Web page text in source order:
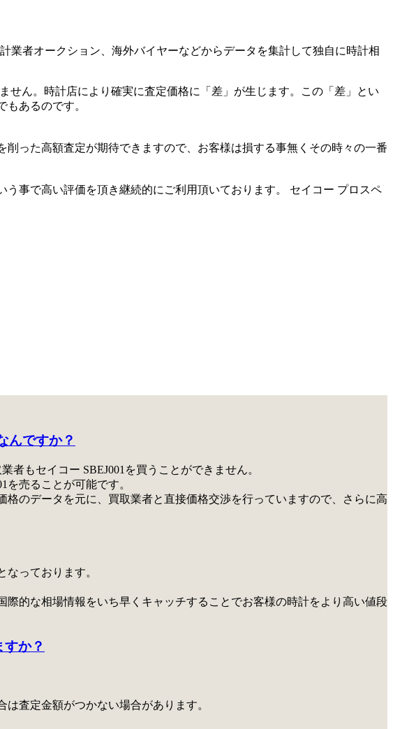
業者オークション、海外バイヤーなどからデータを集計して独自に時計相
せん。時計店により確実に査定価格に「差」が生じます。この「差」とい
あるのです。
った高額査定が期待できますので、お客様は損する事無くその時々の一番
事で高い評価を頂き継続的にご利用頂いております。 セイコー プロスペ
んですか？
者もセイコー SBEJ001を買うことができません。
売ることが可能です。
のデータを元に、買取業者と直接価格交渉を行っていますので、さらに高
っております。
的な相場情報をいち早くキャッチすることでお客様の時計をより高い値段
か？
査定金額がつかない場合があります。